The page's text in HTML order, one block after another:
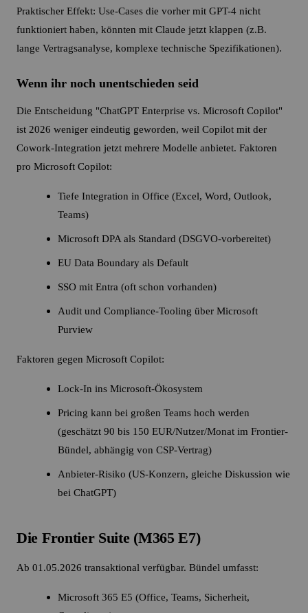
Praktischer Effekt: Use-Cases die vorher mit GPT-4 nicht
funktioniert haben, könnten mit Claude jetzt klappen (z.B.
lange Vertragsanalyse, komplexe technische Spezifikationen).
Wenn ihr noch unentschieden seid
Die Entscheidung "ChatGPT Enterprise vs. Microsoft Copilot"
ist 2026 weniger eindeutig geworden, weil Copilot mit der
Cowork-Integration jetzt mehrere Modelle anbietet. Faktoren
pro Microsoft Copilot:
Tiefe Integration in Office (Excel, Word, Outlook,
Teams)
Microsoft DPA als Standard (DSGVO-vorbereitet)
EU Data Boundary als Default
SSO mit Entra (oft schon vorhanden)
Audit und Compliance-Tooling über Microsoft
Purview
Faktoren gegen Microsoft Copilot:
Lock-In ins Microsoft-Ökosystem
Pricing kann bei großen Teams hoch werden
(geschätzt 90 bis 150 EUR/Nutzer/Monat im Frontier-
Bündel, abhängig von CSP-Vertrag)
Anbieter-Risiko (US-Konzern, gleiche Diskussion wie
bei ChatGPT)
Die Frontier Suite (M365 E7)
Ab 01.05.2026 transaktional verfügbar. Bündel umfasst:
Microsoft 365 E5 (Office, Teams, Sicherheit,